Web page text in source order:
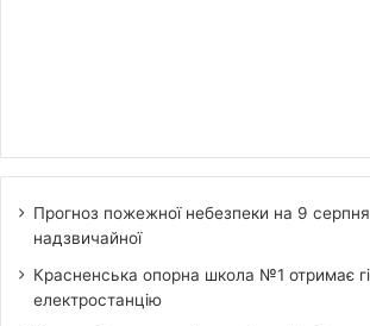
Прогноз пожежної небезпеки на 9
надзвичайної
Красненська опорна школа №1 отримає
електростанцію